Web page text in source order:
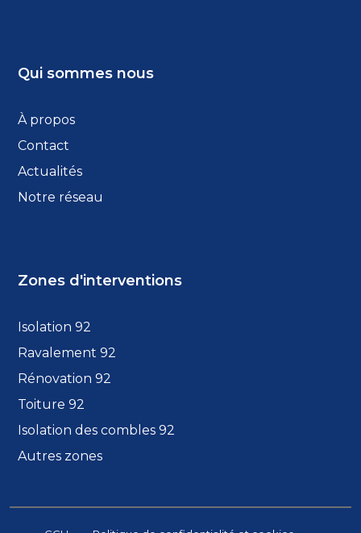
Qui sommes nous
À propos
Contact
Actualités
Notre réseau
Zones d'interventions
Isolation 92
Ravalement 92
Rénovation 92
Toiture 92
Isolation des combles 92
Autres zones